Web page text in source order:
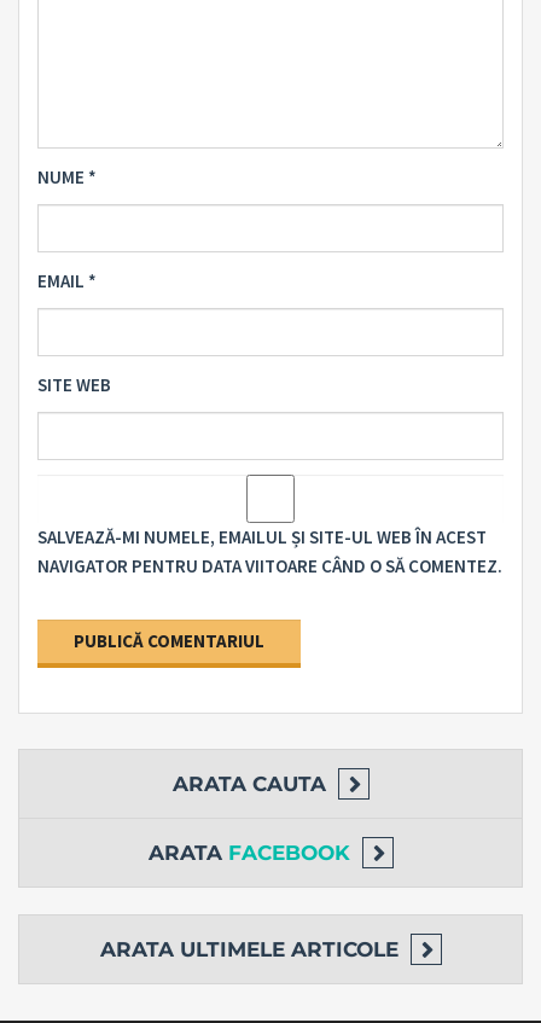
NUME *
EMAIL *
SITE WEB
SALVEAZĂ-MI NUMELE, EMAILUL ȘI SITE-UL WEB ÎN ACEST
NAVIGATOR PENTRU DATA VIITOARE CÂND O SĂ COMENTEZ.
ARATA CAUTA
ARATA FACEBOOK
ARATA ULTIMELE ARTICOLE